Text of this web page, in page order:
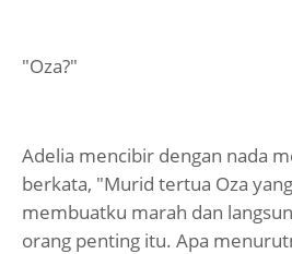
"Oza?"
Adelia mencibir dengan nada
berkata, "Murid tertua Oza
membuatku marah dan
orang penting itu. Apa